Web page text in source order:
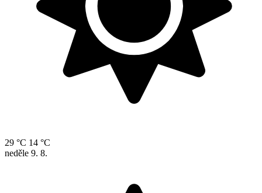
29 °C 14 °C
neděle 9. 8.